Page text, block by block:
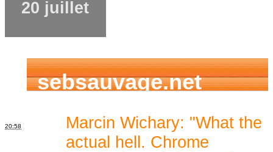
20 juillet
sebsauvage.net
20:58
Marcin Wichary: "What the
actual hell. Chrome